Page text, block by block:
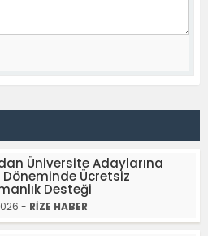
Üniversite Adaylarına
Döneminde Ücretsiz
Desteği
- RİZE HABER